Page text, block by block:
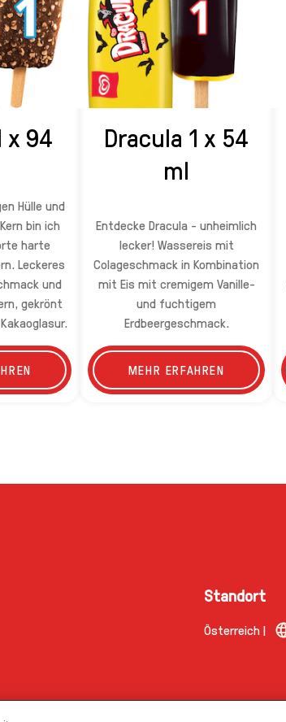
x 94
Hülle und
bin ich
harte
Leckeres
und
gekrönt
Dracula 1 x 54
ml
Entdecke Dracula - unheimlich
lecker! Wassereis mit
Colageschmack in Kombination
mit Eis mit cremigem Vanille-
und fuchtigem
Erdbeergeschmack.
MEHR ERFAHREN
Standort
Österreich |